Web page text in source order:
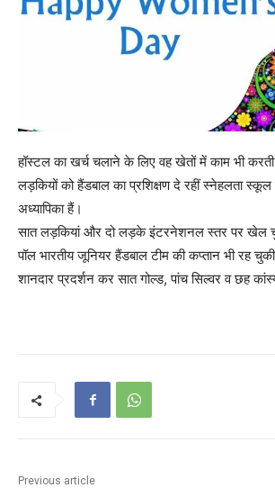
हॉस्टल का खर्च चलाने के लिए वह खेतों में काम भी करती
लड़कियों को हैंडबाल का प्रशिक्षण दे रहीं स्नेहलता स्कूल
अध्यापिका हैं।
सात लड़कियां और दो लड़के इंटरनेशनल स्तर पर खेल
पॉल भारतीय जूनियर हैंडबाल टीम की कप्तान भी रह
शानदार प्रदर्शन कर सात गोल्ड, पांच सिल्वर व छह
Previous article